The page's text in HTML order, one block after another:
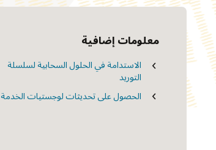
معلومات إضافية
الاستدامة في الحلول السحابية لسلسلة
التوريد
الحصول على تحديثات لوجستيات الخدمة
تدريب وشهادات Cloud SCM
تعلم Oracle المُوجه
خدمات الترحيل "التحليق إلى السحابة"
الاستشارات
العثور على شريك